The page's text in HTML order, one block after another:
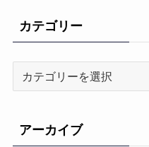
カテゴリー
リ
ー
アーカイブ